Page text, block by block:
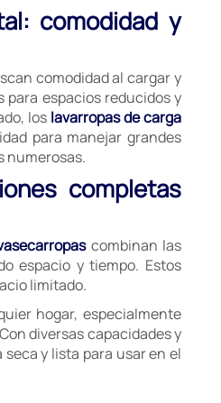
comodidad y
comodidad al cargar y
para espacios reducidos y
los lavarropas de carga
para manejar grandes
numerosas.
completas
combinan las
espacio y tiempo. Estos
limitado.
hogar, especialmente
diversas capacidades y
y lista para usar en el